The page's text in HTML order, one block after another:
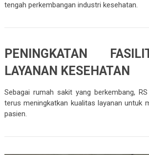
tengah perkembangan industri kesehatan.
PENINGKATAN
LAYANAN KESEHATAN
Sebagai rumah sakit yang berkembang,
terus meningkatkan kualitas layanan untuk
pasien.